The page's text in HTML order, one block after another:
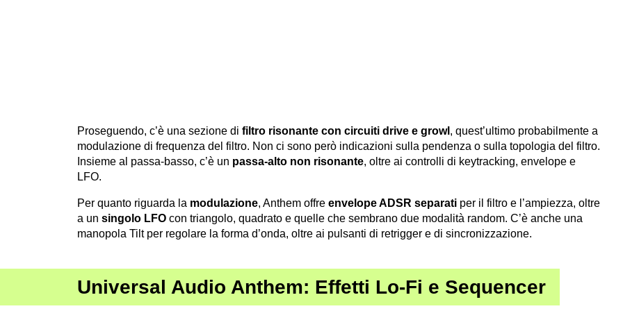
Proseguendo, c’è una sezione di filtro risonante con circuiti drive e growl , quest’ultimo probabilmente a
modulazione di frequenza del filtro. Non ci sono però indicazioni sulla pendenza o sulla topologia del filtro.
Insieme al passa-basso, c’è un passa-alto non risonante, oltre ai controlli di keytracking, envelope e
LFO.
Per quanto riguarda la modulazione, Anthem offre envelope ADSR separati per il filtro e l’ampiezza, oltre
a un singolo LFO con triangolo, quadrato e quelle che sembrano due modalità random. C’è anche una
manopola Tilt per regolare la forma d’onda, oltre ai pulsanti di retrigger e di sincronizzazione.
Universal Audio Anthem: Effetti Lo-Fi e Sequencer